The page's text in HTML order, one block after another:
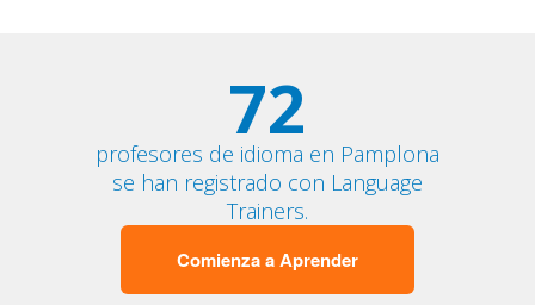
72
profesores de idioma en Pamplona
se han registrado con Language
Trainers.
Comienza a Aprender